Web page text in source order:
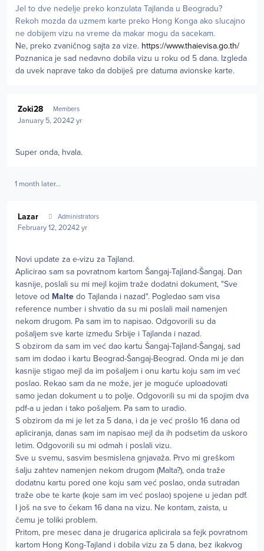
Jel to dve nedelje preko konzulata Tajlanda u Beogradu?
Rekoh mozda da uzmem karte preko Hong Konga ako slucajno
ne dobijem vizu na vreme da makar mogu da sacekam.
Ne, preko zvaničnog sajta za vize. https://www.thaievisa.go.th/
Poznanica je sad nedavno dobila vizu u roku od 5 dana. Izgleda
da uvek naprave tako da dobiješ pre datuma avionske karte.
Zoki28 Members
January 5, 20242 yr
Super onda, hvala.
1 month later...
Lazar Administrators
February 12, 20242 yr
Novi update za e-vizu za Tajland.
Aplicirao sam sa povratnom kartom Šangaj-Tajland-Šangaj. Dan
kasnije, poslali su mi mejl kojim traže dodatni dokument, "Sve
letove od Malte do Tajlanda i nazad". Pogledao sam visa
reference number i shvatio da su mi poslali mail namenjen
nekom drugom. Pa sam im to napisao. Odgovorili su da
pošaljem sve karte između Srbije i Tajlanda i nazad.
S obzirom da sam im već dao kartu Šangaj-Tajland-Šangaj, sad
sam im dodao i kartu Beograd-Šangaj-Beograd. Onda mi je dan
kasnije stigao mejl da im pošaljem i onu kartu koju sam im već
poslao. Rekao sam da ne može, jer je moguće uploadovati
samo jedan dokument u to polje. Odgovorili su mi da spojim dva
pdf-a u jedan i tako pošaljem. Pa sam to uradio.
S obzirom da mi je let za 5 dana, i da je već prošlo 16 dana od
apliciranja, danas sam im napisao mejl da ih podsetim da uskoro
letim. Odgovorili su mi odmah i poslali vizu.
Sve u svemu, sasvim besmislena gnjavaža. Prvo mi greškom
šalju zahtev namenjen nekom drugom (Malta?), onda traže
dodatnu kartu pored one koju sam već poslao, onda sutradan
traže obe te karte (koje sam im već poslao) spojene u jedan pdf.
I još na sve to čekam 16 dana na vizu. Ne kontam, zaista, u
čemu je toliki problem.
Pritom, pre mesec dana je drugarica aplicirala sa fejk povratnom
kartom Hong Kong-Tajland i dobila vizu za 5 dana, bez ikakvog